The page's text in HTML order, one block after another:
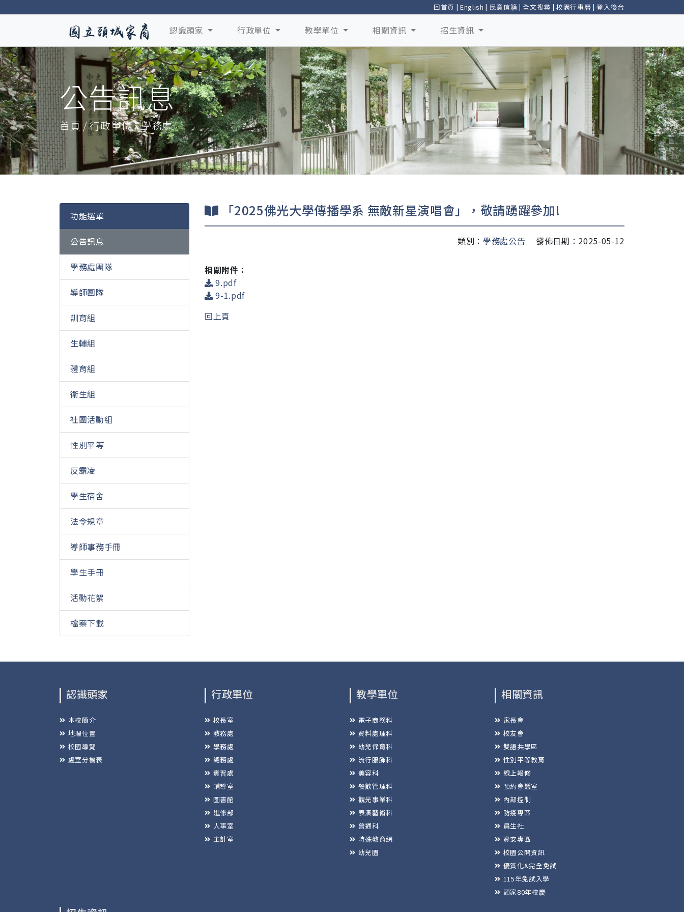
回首頁 | English | 民意信箱 |全文搜尋 | 校園行事曆 |登入後台
認識頭家 行政單位 教學單位 相關資訊 招生資訊
公告訊息
首頁 / 行政單位 / 學務處
功能選單
公告訊息
學務處團隊
導師團隊
訓育組
生輔組
體育組
衛生組
社團活動組
性別平等
反霸凌
學生宿舍
法令規章
導師事務手冊
學生手冊
活動花絮
檔案下載
「2025佛光大學傳播學系 無敵新星演唱會」，敬請踴躍參加!
類別： 學務處公告 發佈日期：2025-05-12
相關附件：
9.pdf
9-1.pdf
回上頁
認識頭家
本校簡介
地理位置
校園導覽
處室分機表
行政單位
校長室
教務處
學務處
總務處
實習處
輔導室
圖書館
進修部
人事室
主計室
教學單位
電子商務科
資料處理科
幼兒保育科
流行服飾科
美容科
餐飲管理科
觀光事業科
表演藝術科
普通科
特殊教育網
幼兒園
相關資訊
家長會
校友會
雙語共學區
性別平等教育
線上報修
預約會議室
內部控制
防疫專區
員生社
資安專區
校園公開資訊
優質化&完全免試
115年免試入學
頭家80年校慶